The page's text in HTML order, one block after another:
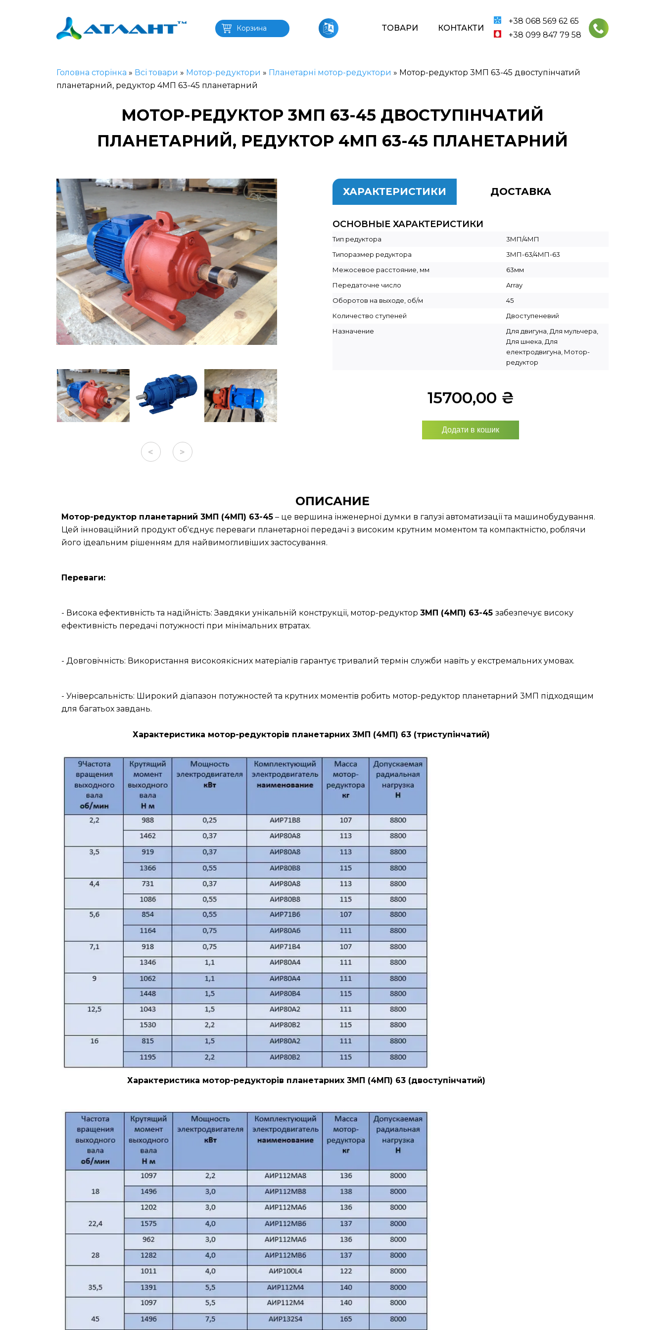
Корзина ТОВАРИ КОНТАКТИ
+38 068 569 62 65
+38 099 847 79 58
Головна сторінка » Всі товари » Мотор-редуктори » Планетарні мотор-редуктори » Мотор-редуктор 3МП 63-45 двоступінчатий
планетарний, редуктор 4МП 63-45 планетарний
МОТОР-РЕДУКТОР 3МП 63-45 ДВОСТУПІНЧАТИЙ
ПЛАНЕТАРНИЙ, РЕДУКТОР 4МП 63-45 ПЛАНЕТАРНИЙ
< >
ХАРАКТЕРИСТИКИ ДОСТАВКА
ОСНОВНЫЕ ХАРАКТЕРИСТИКИ
Тип редуктора
3МП/4МП
Типоразмер редуктора
3МП-63/4МП-63
Межосевое расстояние, мм
63мм
Передаточне число
Array
Оборотов на выходе, об/м
45
Количество ступеней
Двоступеневий
Назначение
Для двигуна, Для мульчера,
Для шнека, Для
електродвигуна, Мотор-
редуктор
15700,00 ₴
Додати в кошик
ОПИСАНИЕ
Мотор-редуктор планетарний 3МП (4МП) 63-45– це вершина інженерної думки в галузі автоматизації та машинобудування.
Цей інноваційний продукт об'єднує переваги планетарної передачі з високим крутним моментом та компактністю, роблячи
його ідеальним рішенням для найвимогливіших застосування.
Переваги:
- Висока ефективність та надійність: Завдяки унікальній конструкції, мотор-редуктор 3МП (4МП) 63-45 забезпечує високу
ефективність передачі потужності при мінімальних втратах.
- Довговічність: Використання високоякісних матеріалів гарантує тривалий термін служби навіть у екстремальних умовах.
- Універсальність: Широкий діапазон потужностей та крутних моментів робить мотор-редуктор планетарний 3МП підходящим
для багатьох завдань.
Характеристика мотор-редукторів планетарних 3МП (4МП) 63 (триступінчатий)
Характеристика мотор-редукторів планетарних 3МП (4МП) 63 (двоступінчатий)